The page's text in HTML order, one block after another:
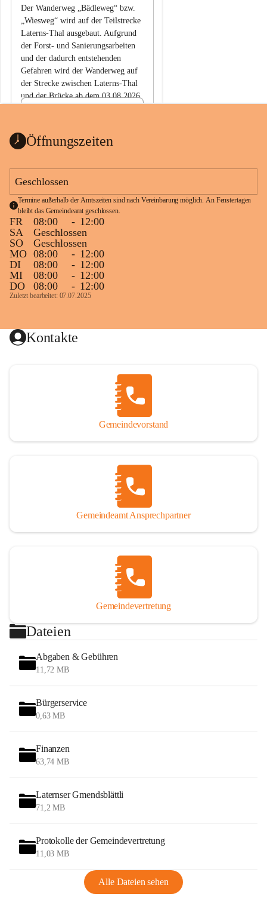
Der Wanderweg „Bädleweg“ bzw.
„Wiesweg“ wird auf der Teilstrecke
Laterns-Thal ausgebaut. Aufgrund
der Forst- und Sanierungsarbeiten
und der dadurch entstehenden
Gefahren wird der Wanderweg auf
der Strecke zwischen Laterns-Thal
und der Brücke ab dem 03.08.2026
ht
1 Seite•0,1 MB
Öffnungszeiten
Geschlossen
Termine außerhalb der Amtszeiten sind nach Vereinbarung möglich. An Fenstertagen
bleibt das Gemeindeamt geschlossen.
FR 08:00 - 12:00
SA
Geschlossen
SO
Geschlossen
MO 08:00 - 12:00
DI
08:00 - 12:00
MI
08:00 - 12:00
DO
08:00 - 12:00
Zuletzt bearbeitet: 07.07.2025
Kontakte
Gemeindevorstand
Gemeindeamt Ansprechpartner
Gemeindevertretung
Dateien
Abgaben & Gebühren
11,72 MB
Bürgerservice
0,63 MB
Finanzen
63,74 MB
Laternser Gmendsblättli
71,2 MB
Protokolle der Gemeindevertretung
11,03 MB
Alle Dateien sehen